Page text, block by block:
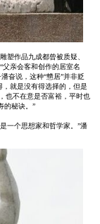
作品九成都曾被质疑、
父亲会客和创作的居室名
奋说，这种“戆居”并非贬
，就是没有得选择的，但是
也不在意是否富裕，平时也
的秘诀。”
一个思想家和哲学家。”潘